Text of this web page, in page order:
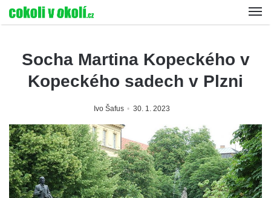
Socha Martina Kopeckého v
Kopeckého sadech v Plzni
Ivo Šafus 30. 1. 2023